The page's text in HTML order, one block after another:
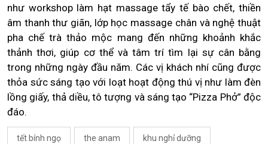
như workshop làm hạt massage tẩy tế bào chết, thiền
âm thanh thư giãn, lớp học massage chân và nghệ thuật
pha chế trà thảo mộc mang đến những khoảnh khắc
thảnh thơi, giúp cơ thể và tâm trí tìm lại sự cân bằng
trong những ngày đầu năm. Các vị khách nhí cũng được
thỏa sức sáng tạo với loạt hoạt động thú vị như làm đèn
lồng giấy, thả diều, tô tượng và sáng tạo “Pizza Phở” độc
đáo.
tết bính ngọ the anam khu nghỉ dưỡng